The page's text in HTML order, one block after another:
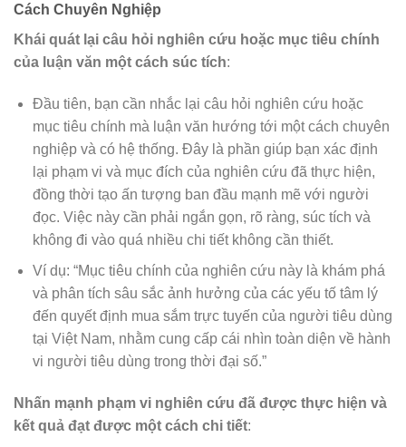
Cách Chuyên Nghiệp
Khái quát lại câu hỏi nghiên cứu hoặc mục tiêu chính
của luận văn một cách súc tích:
Đầu tiên, bạn cần nhắc lại câu hỏi nghiên cứu hoặc
mục tiêu chính mà luận văn hướng tới một cách chuyên
nghiệp và có hệ thống. Đây là phần giúp bạn xác định
lại phạm vi và mục đích của nghiên cứu đã thực hiện,
đồng thời tạo ấn tượng ban đầu mạnh mẽ với người
đọc. Việc này cần phải ngắn gọn, rõ ràng, súc tích và
không đi vào quá nhiều chi tiết không cần thiết.
Ví dụ: “Mục tiêu chính của nghiên cứu này là khám phá
và phân tích sâu sắc ảnh hưởng của các yếu tố tâm lý
đến quyết định mua sắm trực tuyến của người tiêu dùng
tại Việt Nam, nhằm cung cấp cái nhìn toàn diện về hành
vi người tiêu dùng trong thời đại số.”
Nhấn mạnh phạm vi nghiên cứu đã được thực hiện và
kết quả đạt được một cách chi tiết: